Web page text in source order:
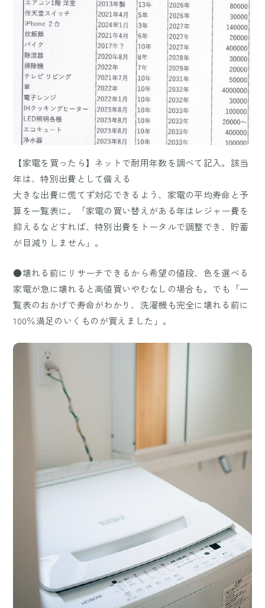
【家電を買ったら】ネットで耐用年数を調べて記入。該当
年は、特別出費として備える
大きな出費に慌てず対応できるよう、家電の平均寿命と予
算を一覧表に。「家電の買い替えがある年はレジャー費を
抑えるなどすれば、特別出費をトータルで調整でき、貯蓄
が目減りしません」。
●壊れる前にリサーチできるから希望の値段、色を選べる
家電が急に壊れると高値買いやむなしの場合も。でも「一
覧表のおかげで寿命がわかり、洗濯機も完全に壊れる前に
100％満足のいくものが買えました」。